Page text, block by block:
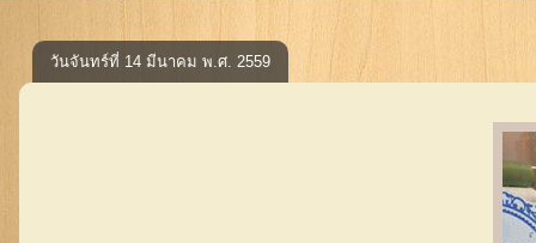
วันจันทร์ที่ 14 มีนาคม พ.ศ. 2559